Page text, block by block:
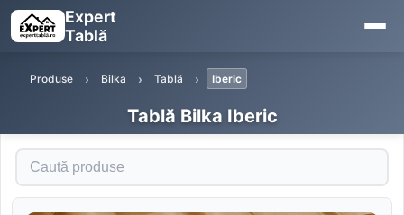
Expert
Tablă
Produse Bilka Tablă Iberic
Tablă Bilka Iberic
Caută produse